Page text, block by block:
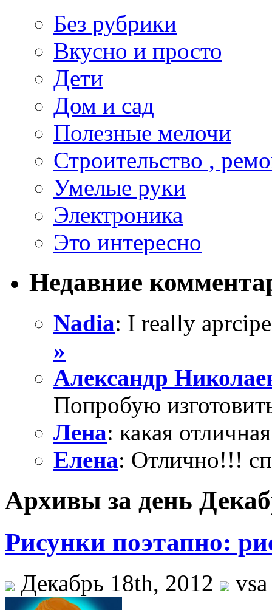
Без рубрики
Вкусно и просто
Дети
Дом и сад
Полезные мелочи
Строительство ,
Умелые руки
Электроника
Это интересно
Недавние
Nadia: I really
»
Александр
Попробую
Лена: какая
Елена: Отлично!!!
Архивы за день
Рисунки поэтапно:
Декабрь 18th, 2012 vsa